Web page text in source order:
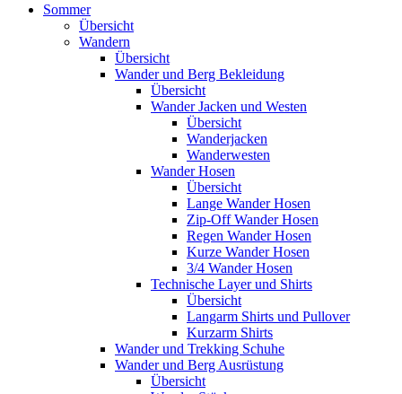
Sommer
Übersicht
Wandern
Übersicht
Wander und Berg Bekleidung
Übersicht
Wander Jacken und Westen
Übersicht
Wanderjacken
Wanderwesten
Wander Hosen
Übersicht
Lange Wander Hosen
Zip-Off Wander Hosen
Regen Wander Hosen
Kurze Wander Hosen
3/4 Wander Hosen
Technische Layer und Shirts
Übersicht
Langarm Shirts und Pullover
Kurzarm Shirts
Wander und Trekking Schuhe
Wander und Berg Ausrüstung
Übersicht